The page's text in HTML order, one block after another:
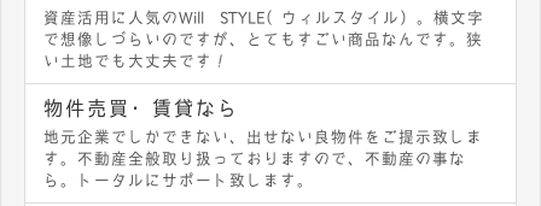
資産活用に人気のWill STYLE（ウィルスタイル）。横文字
で想像しづらいのですが、とてもすごい商品なんです。狭
い土地でも大丈夫です！
物件売買・賃貸なら
地元企業でしかできない、出せない良物件をご提示致しま
す。不動産全般取り扱っておりますので、不動産の事な
ら。トータルにサポート致します。